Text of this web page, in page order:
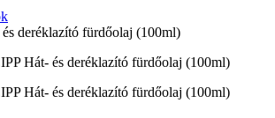
deréklazító fürdőolaj (100ml)